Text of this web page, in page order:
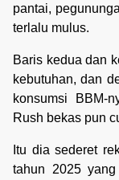
pantai,
terlalu mulus.
Baris kedua dan
kebutuhan, dan
konsumsi BBM-
Rush bekas pun
Itu dia sederet
tahun 2025